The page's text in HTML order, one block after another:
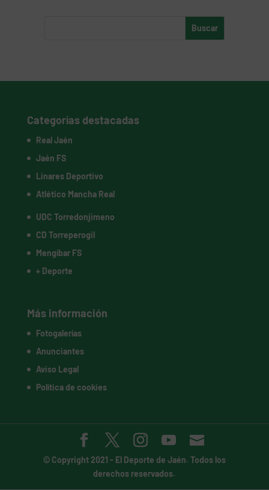
Categorías destacadas
Real Jaén
Jaén FS
Linares Deportivo
Atlético Mancha Real
UDC Torredonjimeno
CD Torreperogil
Mengíbar FS
+ Deporte
Más información
Fotogalerías
Anunciantes
Aviso Legal
Política de cookies
© Copyright 2021 - El Deporte de Jaén. Todos los
derechos reservados.